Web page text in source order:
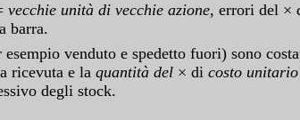
vecchie unità di vecchie azione, errori del ×
barra.
venduto e spedetto fuori) sono
ricevuta e la quantità del × di costo unitario
degli stock.